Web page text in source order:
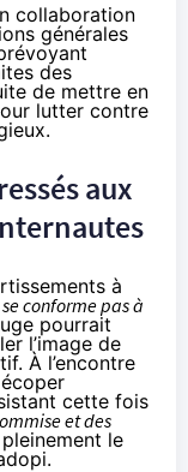
collaboration
générales
des
de mettre en
lutter contre
aux
à
conforme pas à
pourrait
l’image de
À l’encontre
cette fois
et des
le
.